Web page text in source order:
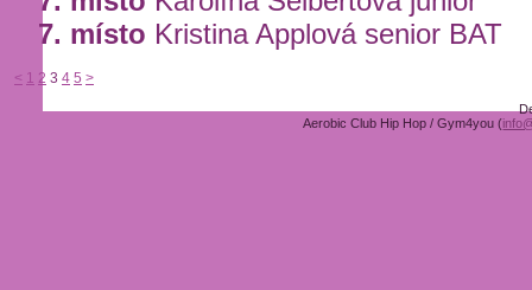
7. místo Kristina Applová senior BAT
< 1 2 3 4 5 >
Aerobic Club Hip Hop / Gym4you (